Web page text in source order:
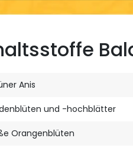
Anis
und -hochblätter
Orangenblüten